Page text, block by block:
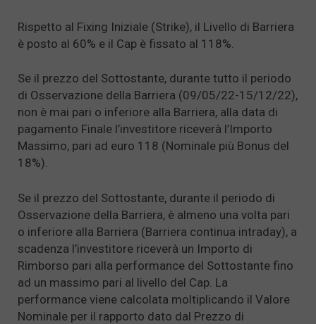
Rispetto al Fixing Iniziale (Strike), il Livello di Barriera
è posto al 60% e il Cap è fissato al 118%.
Se il prezzo del Sottostante, durante tutto il periodo
di Osservazione della Barriera (09/05/22-15/12/22),
non è mai pari o inferiore alla Barriera, alla data di
pagamento Finale l’investitore riceverà l’Importo
Massimo, pari ad euro 118 (Nominale più Bonus del
18%).
Se il prezzo del Sottostante, durante il periodo di
Osservazione della Barriera, è almeno una volta pari
o inferiore alla Barriera (Barriera continua intraday), a
scadenza l’investitore riceverà un Importo di
Rimborso pari alla performance del Sottostante fino
ad un massimo pari al livello del Cap. La
performance viene calcolata moltiplicando il Valore
Nominale per il rapporto dato dal Prezzo di